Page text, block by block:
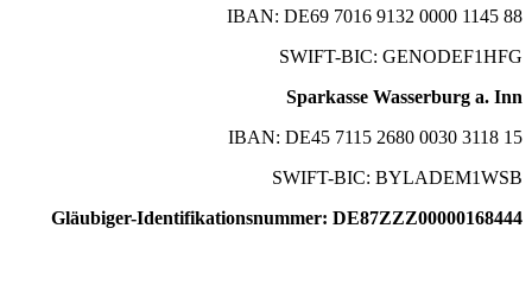
IBAN: DE69 7016 9132 0000 1145 88
SWIFT-BIC: GENODEF1HFG
Sparkasse Wasserburg a. Inn
IBAN: DE45 7115 2680 0030 3118 15
SWIFT-BIC: BYLADEM1WSB
Gläubiger-Identifikationsnummer: DE87ZZZ00000168444